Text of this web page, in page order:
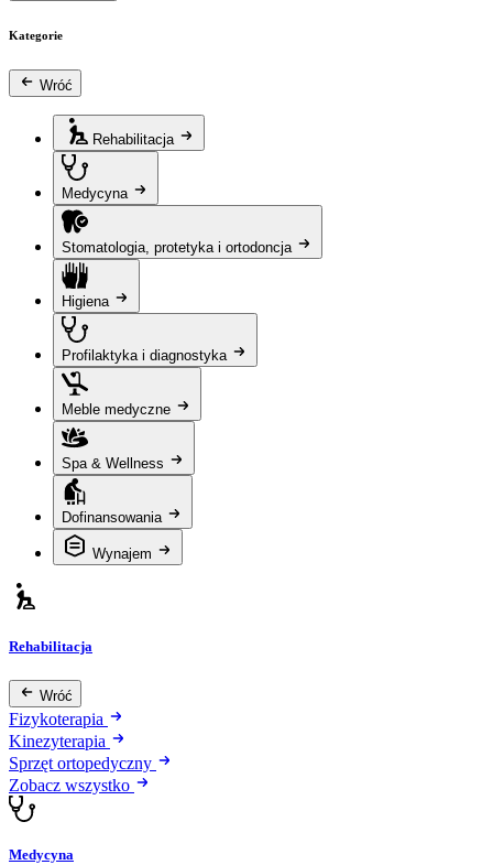
Kategorie
Wróć
Rehabilitacja
Medycyna
Stomatologia, protetyka i ortodoncja
Higiena
Profilaktyka i diagnostyka
Meble medyczne
Spa & Wellness
Dofinansowania
Wynajem
Rehabilitacja
Wróć
Fizykoterapia
Kinezyterapia
Sprzęt ortopedyczny
Zobacz wszystko
Medycyna